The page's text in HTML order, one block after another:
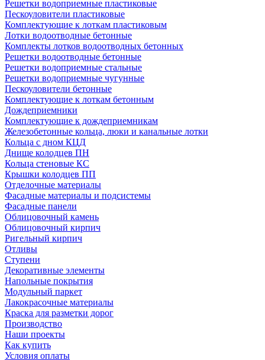
Решетки водоприемные пластиковые
Пескоуловители пластиковые
Комплектующие к лоткам пластиковым
Лотки водоотводные бетонные
Комплекты лотков водоотводных бетонных
Решетки водоотводные бетонные
Решетки водоприемные стальные
Решетки водоприемные чугунные
Пескоуловители бетонные
Комплектующие к лоткам бетонным
Дождеприемники
Комплектующие к дождеприемникам
Железобетонные кольца, люки и канальные лотки
Кольца с дном КЦД
Днище колодцев ПН
Кольца стеновые КС
Крышки колодцев ПП
Отделочные материалы
Фасадные материалы и подсистемы
Фасадные панели
Облицовочный камень
Облицовочный кирпич
Ригельный кирпич
Отливы
Ступени
Декоративные элементы
Напольные покрытия
Модульный паркет
Лакокрасочные материалы
Краска для разметки дорог
Производство
Наши проекты
Как купить
Условия оплаты